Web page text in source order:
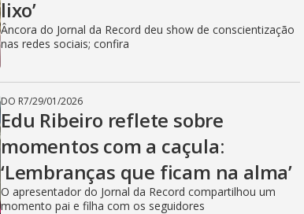
lixo’
Âncora do Jornal da Record deu show de conscientização
nas redes sociais; confira
DO R7/29/01/2026
Edu Ribeiro reflete sobre
momentos com a caçula:
‘Lembranças que ficam na alma’
O apresentador do Jornal da Record compartilhou um
momento pai e filha com os seguidores